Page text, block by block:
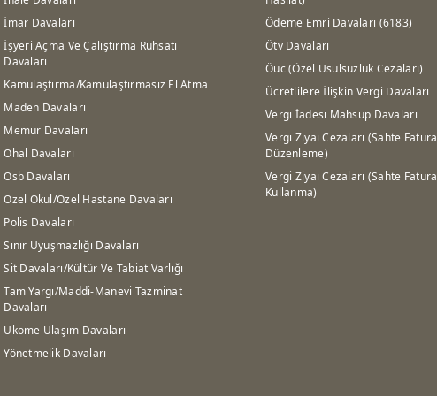
İmar Davaları
İşyeri Açma Ve Çalıştırma Ruhsatı
Davaları
Kamulaştırma/Kamulaştırmasız El Atma
Maden Davaları
Memur Davaları
Ohal Davaları
Osb Davaları
Özel Okul/Özel Hastane Davaları
Polis Davaları
Sınır Uyuşmazlığı Davaları
Sit Davaları/Kültür Ve Tabiat Varlığı
Tam Yargı/Maddi-Manevi Tazminat
Davaları
Ukome Ulaşım Davaları
Yönetmelik Davaları
Ödeme Emri Davaları (6183)
Ötv Davaları
Öuc (Özel Usulsüzlük Cezaları)
Ücretlilere İlişkin Vergi Davaları
Vergi İadesi Mahsup Davaları
Vergi Ziyaı Cezaları (Sahte Fatura
Düzenleme)
Vergi Ziyaı Cezaları (Sahte Fatura
Kullanma)